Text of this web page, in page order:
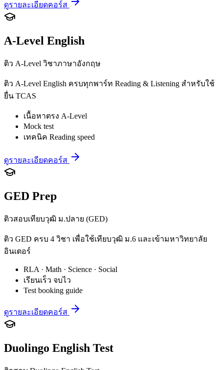
ดูรายละเอียดคอร์ส
A-Level English
ติว A-Level วิชาภาษาอังกฤษ
ติว A-Level English ครบทุกพาร์ท Reading & Listening สำหรับใช้
ยื่น TCAS
เนื้อหาตรง A-Level
Mock test
เทคนิค Reading speed
ดูรายละเอียดคอร์ส
GED Prep
ติวสอบเทียบวุฒิ ม.ปลาย (GED)
ติว GED ครบ 4 วิชา เพื่อใช้เทียบวุฒิ ม.6 และเข้ามหาวิทยาลัย
อินเตอร์
RLA · Math · Science · Social
เรียนเร็ว จบไว
Test booking guide
ดูรายละเอียดคอร์ส
Duolingo English Test